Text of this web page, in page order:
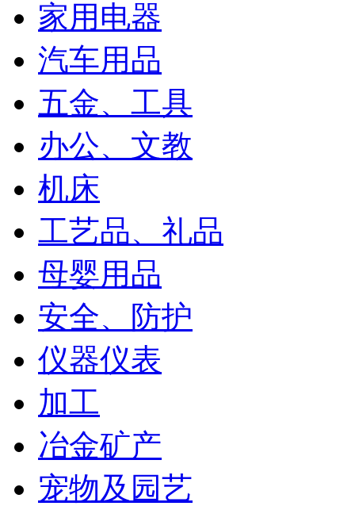
家用电器
汽车用品
五金、工具
办公、文教
机床
工艺品、礼品
母婴用品
安全、防护
仪器仪表
加工
冶金矿产
宠物及园艺